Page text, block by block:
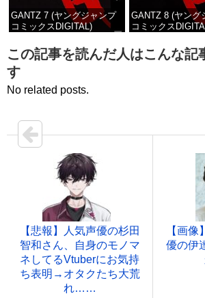
GANTZ 7 (ヤングジャンプ
コミックスDIGITAL)
価格：¥100
GANTZ 8 (ヤング
コミックス
この記事を読んだ人はこんな記
す
No related posts.
【悲報】人気声優の杉田
智和さん、自身のモノマ
ネしてるVtuberにお気持
ち表明→オタクたち大荒
れ……
【画
優の伊